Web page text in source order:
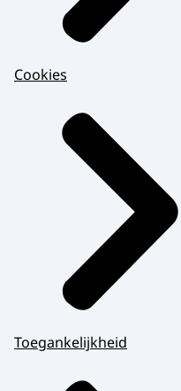
Cookies
Toegankelijkheid